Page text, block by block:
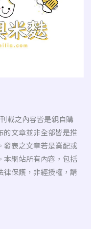
載之內容皆是親自購
的文章並非全部皆是推
發表之文章若是業配或
本網站所有內容，包括
律保護，非經授權，請